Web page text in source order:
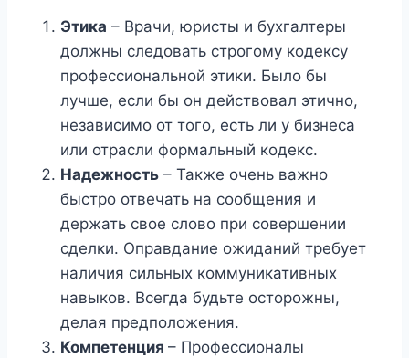
Этика – Врачи, юристы и бухгалтеры
должны следовать строгому кодексу
профессиональной этики. Было бы
лучше, если бы он действовал этично,
независимо от того, есть ли у бизнеса
или отрасли формальный кодекс.
Надежность – Также очень важно
быстро отвечать на сообщения и
держать свое слово при совершении
сделки. Оправдание ожиданий требует
наличия сильных коммуникативных
навыков. Всегда будьте осторожны,
делая предположения.
Компетенция – Профессионалы